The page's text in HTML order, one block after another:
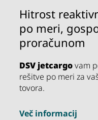
Hitrost
po meri,
proračunom
DSV jetcargovam
rešitve po meri za
tovora.
Več informacij